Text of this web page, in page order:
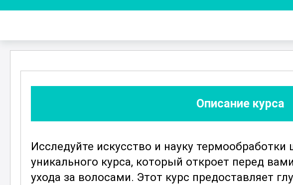
Описание курса
Исследуйте искусство и науку
уникального курса, который откроет перед
ухода за волосами. Этот курс предоставляет